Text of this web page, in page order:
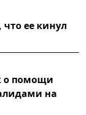
что ее кинул
о помощи
на